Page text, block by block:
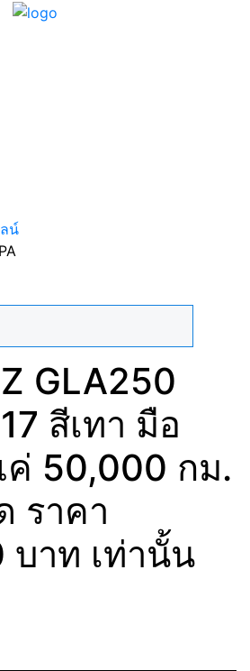
น์
GLA250
สีเทา มือ
ค่ 50,000 กม.
ราคา
บาท เท่านั้น